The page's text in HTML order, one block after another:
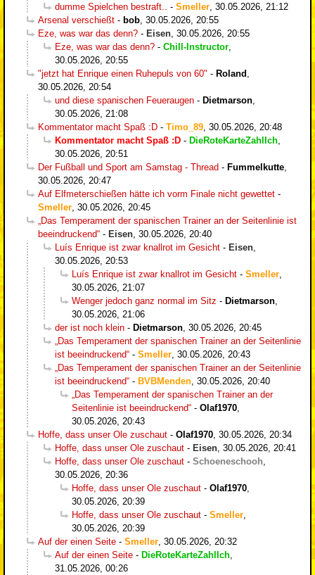
dumme Spielchen bestraft.. - Smeller 30.05.2026, 21:12
Arsenal verschießt - bob 30.05.2026, 20:55
Eze, was war das denn? - Eisen 30.05.2026, 20:55
Eze, was war das denn? - Chill-Instructor
30.05.2026, 20:55
"jetzt hat Enrique einen Ruhepuls von 60" - Roland
30.05.2026, 20:54
und diese spanischen Feueraugen - Dietmarson
30.05.2026, 21:08
Kommentator macht Spaß :D - Timo_89 30.05.2026, 20:48
Kommentator macht Spaß :D - DieRoteKarteZahlIch
30.05.2026, 20:51
Der Fußball und Sport am Samstag - Thread - Fummelkutte
30.05.2026, 20:47
Auf Elfmeterschießen hätte ich vorm Finale nicht gewettet -
Smeller 30.05.2026, 20:45
„Das Temperament der spanischen Trainer an der Seitenlinie ist
beeindruckend“ - Eisen 30.05.2026, 20:40
Luís Enrique ist zwar knallrot im Gesicht - Eisen
30.05.2026, 20:53
Luís Enrique ist zwar knallrot im Gesicht - Smeller
30.05.2026, 21:07
Wenger jedoch ganz normal im Sitz - Dietmarson
30.05.2026, 21:06
der ist noch klein - Dietmarson 30.05.2026, 20:45
„Das Temperament der spanischen Trainer an der Seitenlinie
ist beeindruckend“ - Smeller 30.05.2026, 20:43
„Das Temperament der spanischen Trainer an der Seitenlinie
ist beeindruckend“ - BVBMenden 30.05.2026, 20:40
„Das Temperament der spanischen Trainer an der
Seitenlinie ist beeindruckend“ - Olaf1970
30.05.2026, 20:43
Hoffe, dass unser Ole zuschaut - Olaf1970 30.05.2026, 20:34
Hoffe, dass unser Ole zuschaut - Eisen 30.05.2026, 20:41
Hoffe, dass unser Ole zuschaut - Schoeneschooh
30.05.2026, 20:36
Hoffe, dass unser Ole zuschaut - Olaf1970
30.05.2026, 20:39
Hoffe, dass unser Ole zuschaut - Smeller
30.05.2026, 20:39
Auf der einen Seite - Smeller 30.05.2026, 20:32
Auf der einen Seite - DieRoteKarteZahlIch
31.05.2026, 00:26